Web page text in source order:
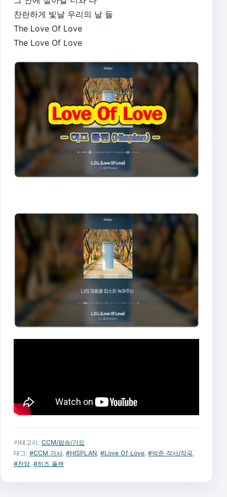
찬란하게 빛날 우리의 날 들
The Love Of Love
The Love Of Love
카테고리: CCM/팝송/가요
태그: #CCM 가사 #HISPLAN #Love Of Love #박준 작사/작곡
#찬양 #히즈 플랜